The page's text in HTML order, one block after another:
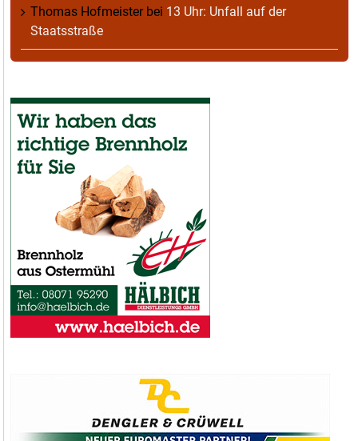
Thomas Hofmeisterbei 13 Uhr: Unfall auf der
Staatsstraße